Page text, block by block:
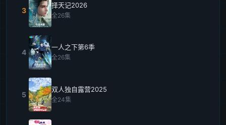
3
择天记2026
全26集
4
一人之下第6季
全26集
5
双人独自露营2025
全24集